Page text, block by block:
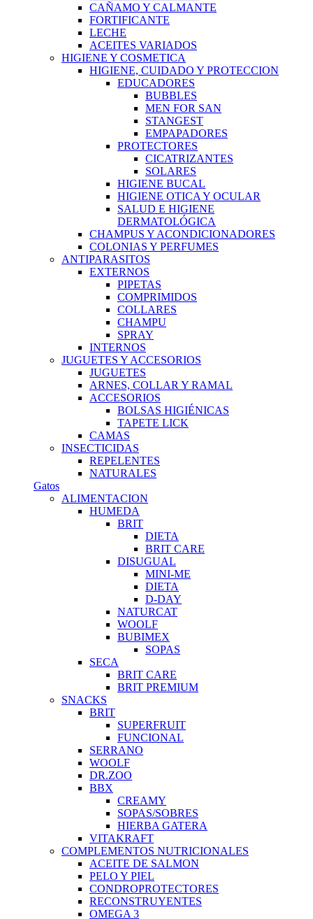
CAÑAMO Y CALMANTE
FORTIFICANTE
LECHE
ACEITES VARIADOS
HIGIENE Y COSMETICA
HIGIENE, CUIDADO Y PROTECCION
EDUCADORES
BUBBLES
MEN FOR SAN
STANGEST
EMPAPADORES
PROTECTORES
CICATRIZANTES
SOLARES
HIGIENE BUCAL
HIGIENE OTICA Y OCULAR
SALUD E HIGIENE
DERMATOLÓGICA
CHAMPUS Y ACONDICIONADORES
COLONIAS Y PERFUMES
ANTIPARASITOS
EXTERNOS
PIPETAS
COMPRIMIDOS
COLLARES
CHAMPU
SPRAY
INTERNOS
JUGUETES Y ACCESORIOS
JUGUETES
ARNES, COLLAR Y RAMAL
ACCESORIOS
BOLSAS HIGIÉNICAS
TAPETE LICK
CAMAS
INSECTICIDAS
REPELENTES
NATURALES
Gatos
ALIMENTACION
HUMEDA
BRIT
DIETA
BRIT CARE
DISUGUAL
MINI-ME
DIETA
D-DAY
NATURCAT
WOOLF
BUBIMEX
SOPAS
SECA
BRIT CARE
BRIT PREMIUM
SNACKS
BRIT
SUPERFRUIT
FUNCIONAL
SERRANO
WOOLF
DR.ZOO
BBX
CREAMY
SOPAS/SOBRES
HIERBA GATERA
VITAKRAFT
COMPLEMENTOS NUTRICIONALES
ACEITE DE SALMON
PELO Y PIEL
CONDROPROTECTORES
RECONSTRUYENTES
OMEGA 3